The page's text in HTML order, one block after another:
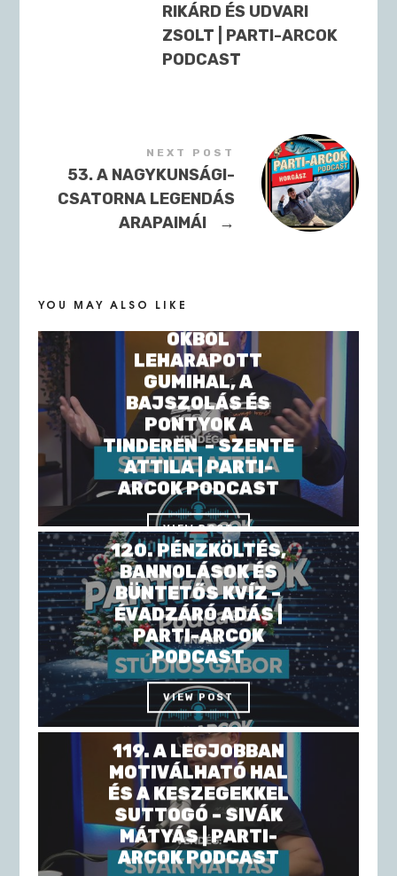
RIKÁRD ÉS UDVARI
ZSOLT | PARTI-ARCOK
PODCAST
NEXT POST
53. A NAGYKUNSÁGI-
CSATORNA LEGENDÁS
ARAPAIMÁI
→
YOU MAY ALSO LIKE
OKBÓL
LEHARAPOTT
GUMIHAL, A
BAJSZOLÁS ÉS
PONTYOK A
TINDEREN – SZENTE
ATTILA | PARTI-
ARCOK PODCAST
VIEW POST
120. PÉNZKÖLTÉS,
BANNOLÁSOK ÉS
BÜNTETŐS KVÍZ –
ÉVADZÁRÓ ADÁS |
PARTI-ARCOK
PODCAST
VIEW POST
119. A LEGJOBBAN
MOTIVÁLHATÓ HAL
ÉS A KESZEGEKKEL
SUTTOGÓ – SIVÁK
MÁTYÁS | PARTI-
ARCOK PODCAST